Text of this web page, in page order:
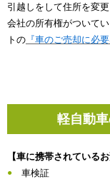
引越しをして住所を変
会社の所有権がついて
トの 『車のご売却に必
軽自動
【車に携帯されている
車検証